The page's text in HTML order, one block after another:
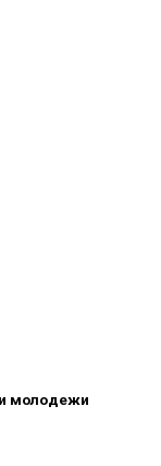
молодежи​